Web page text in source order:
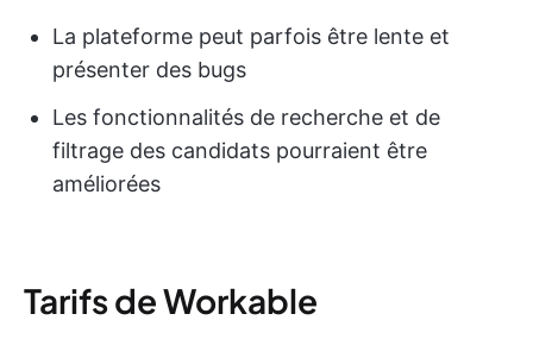
La plateforme peut parfois être lente et
présenter des bugs
Les fonctionnalités de recherche et de
filtrage des candidats pourraient être
améliorées
Tarifs de Workable